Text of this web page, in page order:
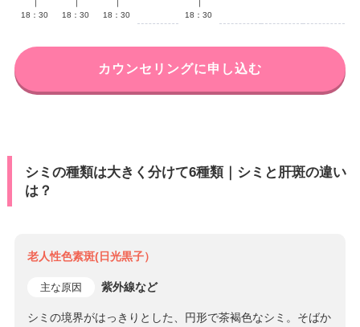
18：30
18：30
18：30
18：30
カウンセリングに申し込む
シミの種類は大きく分けて6種類｜シミと肝斑の違い
は？
老人性色素斑(日光黒子）
主な原因 紫外線など
シミの境界がはっきりとした、円形で茶褐色なシミ。そばか